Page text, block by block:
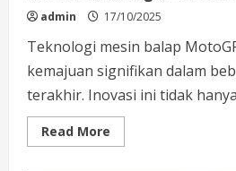
admin 17/10/2025
Teknologi mesin balap
kemajuan signifikan dalam
terakhir. Inovasi ini tidak
Read More
more